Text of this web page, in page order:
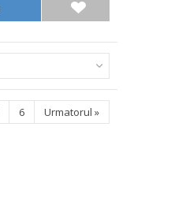
6 Urmatorul »